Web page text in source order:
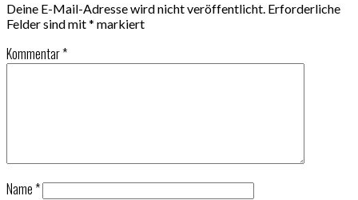
Deine E-Mail-Adresse wird nicht veröffentlicht. Erforderliche
Felder sind mit* markiert
Kommentar*
Name*